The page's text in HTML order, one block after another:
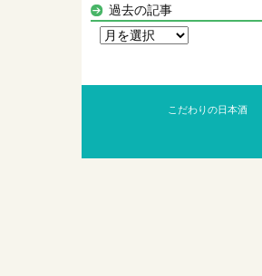
過去の記事
こだわりの日本酒